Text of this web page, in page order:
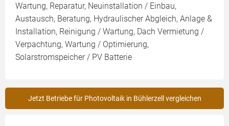
Wartung, Reparatur, Neuinstallation / Einbau,
Austausch, Beratung, Hydraulischer Abgleich, Anlage &
Installation, Reinigung / Wartung, Dach Vermietung /
Verpachtung, Wartung / Optimierung,
Solarstromspeicher / PV Batterie
Jetzt Betriebe für Photovoltaik in Bühlerzell vergleichen